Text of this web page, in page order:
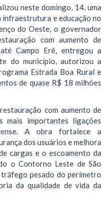
neste domingo, 14, uma
infraestrutura e educação no
do Oeste, o governador
com aumento de
Campo Erê, entregou a
do município, autorizou a
Estrada Boa Rural e
de quase R$ 18 milhões
com aumento de
mais importantes ligações
A obra fortalece a
dos usuários e melhora
cargas e o escoamento da
o Contorno Leste de São
pesado do perímetro
da qualidade de vida da